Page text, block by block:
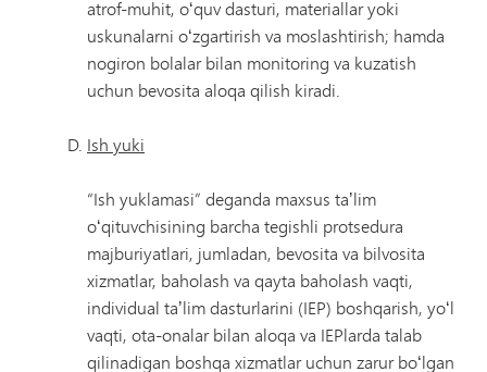
atrof-muhit, oʻquv dasturi, materiallar yoki
uskunalarni oʻzgartirish va moslashtirish; hamda
nogiron bolalar bilan monitoring va kuzatish
uchun bevosita aloqa qilish kiradi.
Ish yuki
“Ish yuklamasi” deganda maxsus taʼlim
oʻqituvchisining barcha tegishli protsedura
majburiyatlari, jumladan, bevosita va bilvosita
xizmatlar, baholash va qayta baholash vaqti,
individual taʼlim dasturlarini (IEP) boshqarish, yoʻl
vaqti, ota-onalar bilan aloqa va IEPlarda talab
qilinadigan boshqa xizmatlar uchun zarur boʻlgan